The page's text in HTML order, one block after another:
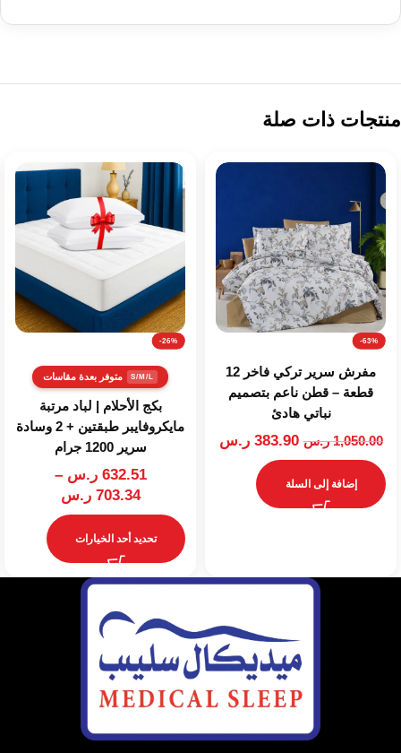
منتجات ذات صلة
-63%
مفرش سرير تركي فاخر 12
قطعة – قطن ناعم بتصميم
نباتي هادئ
1,050.00 ر.س 383.90 ر.س
إضافة إلى السلة
-26%
متوفر بعدة مقاسات
بكج الأحلام | لباد مرتبة
مايكروفايبر طبقتين + 2 وسادة
سرير 1200 جرام
632.51 ر.س –
703.34 ر.س
تحديد أحد الخيارات